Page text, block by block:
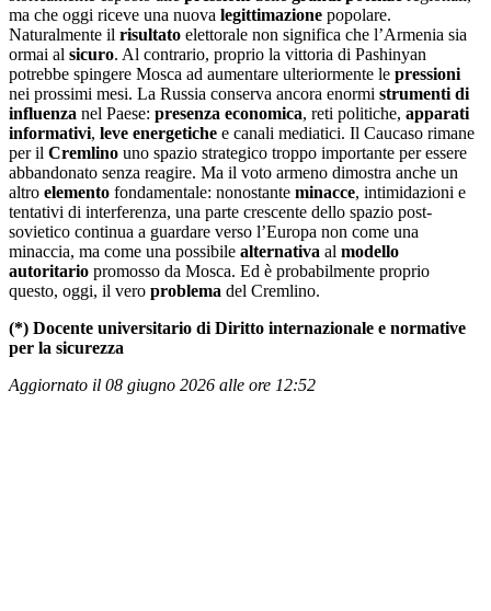
ma che oggi riceve una nuova legittimazione popolare.
Naturalmente il risultato elettorale non significa che l’Armenia sia
ormai al sicuro. Al contrario, proprio la vittoria di Pashinyan
potrebbe spingere Mosca ad aumentare ulteriormente le pressioni
nei prossimi mesi. La Russia conserva ancora enormi strumenti di
influenza nel Paese: presenza economica, reti politiche, apparati
informativi, leve energetiche e canali mediatici. Il Caucaso rimane
per il Cremlino uno spazio strategico troppo importante per essere
abbandonato senza reagire. Ma il voto armeno dimostra anche un
altro elemento fondamentale: nonostante minacce, intimidazioni e
tentativi di interferenza, una parte crescente dello spazio post-
sovietico continua a guardare verso l’Europa non come una
minaccia, ma come una possibile alternativa al modello
autoritario promosso da Mosca. Ed è probabilmente proprio
questo, oggi, il vero problema del Cremlino.
(*) Docente universitario di Diritto internazionale e normative
per la sicurezza
Aggiornato il 08 giugno 2026 alle ore 12:52